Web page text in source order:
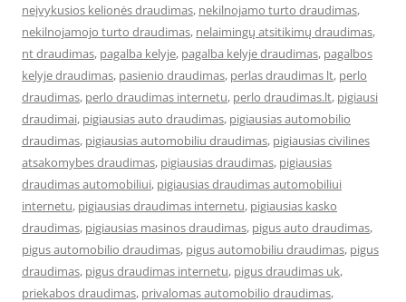
neįvykusios kelionės draudimas, nekilnojamo turto draudimas,
nekilnojamojo turto draudimas, nelaimingų atsitikimų draudimas,
nt draudimas, pagalba kelyje, pagalba kelyje draudimas, pagalbos
kelyje draudimas, pasienio draudimas, perlas draudimas lt, perlo
draudimas, perlo draudimas internetu, perlo draudimas.lt, pigiausi
draudimai, pigiausias auto draudimas, pigiausias automobilio
draudimas, pigiausias automobiliu draudimas, pigiausias civilines
atsakomybes draudimas, pigiausias draudimas, pigiausias
draudimas automobiliui, pigiausias draudimas automobiliui
internetu, pigiausias draudimas internetu, pigiausias kasko
draudimas, pigiausias masinos draudimas, pigus auto draudimas,
pigus automobilio draudimas, pigus automobiliu draudimas, pigus
draudimas, pigus draudimas internetu, pigus draudimas uk,
priekabos draudimas, privalomas automobilio draudimas,